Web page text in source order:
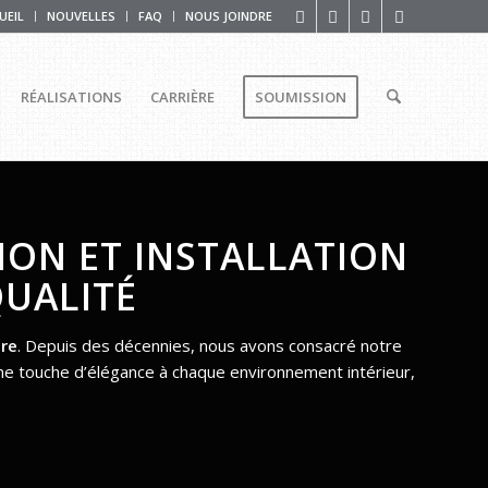
NOUVELLES FAQ NOUS JOINDRE
RÉALISATIONS CARRIÈRE SOUMISSION
ET INSTALLATION
. Depuis des décennies, nous avons consacré notre
touche d’élégance à chaque environnement intérieur,